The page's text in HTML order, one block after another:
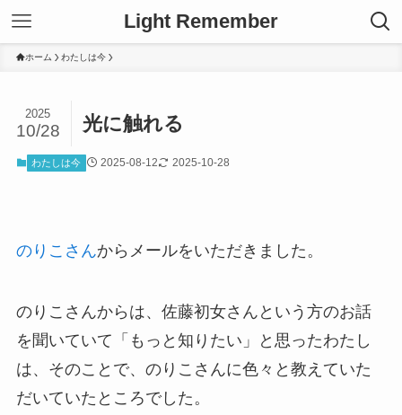
Light Remember
ホーム わたしは今
光に触れる
2025
10/28
わたしは今 2025-08-12 2025-10-28
のりこさんからメールをいただきました。
のりこさんからは、佐藤初女さんという方のお話
を聞いていて「もっと知りたい」と思ったわたし
は、そのことで、のりこさんに色々と教えていた
だいていたところでした。